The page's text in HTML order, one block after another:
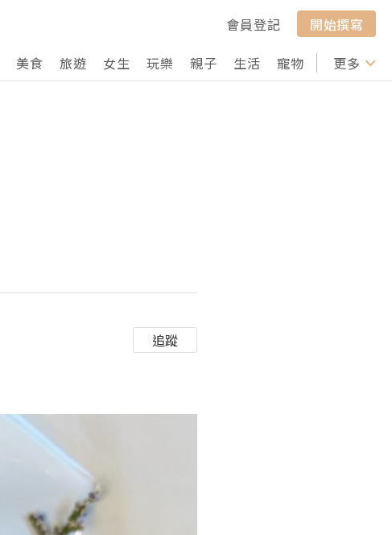
會員登記
開始撰寫
美食 旅遊 女生 玩樂 親子 生活 寵物 行山 打卡
更多
追蹤